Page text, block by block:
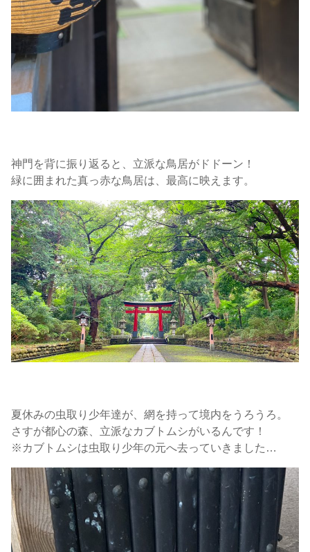
神門を背に振り返ると、立派な鳥居がドドーン！
緑に囲まれた真っ赤な鳥居は、最高に映えます。
夏休みの虫取り少年達が、網を持って境内をうろうろ。
さすが都心の森、立派なカブトムシがいるんです！
※カブトムシは虫取り少年の元へ去っていきました…